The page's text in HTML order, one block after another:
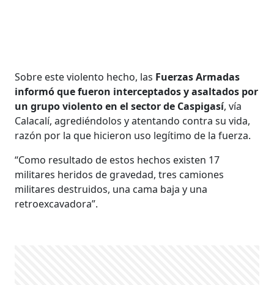
Sobre este violento hecho, las Fuerzas Armadas
informó que fueron interceptados y asaltados por
un grupo violento en el sector de Caspigasí, vía
Calacalí, agrediéndolos y atentando contra su vida,
razón por la que hicieron uso legítimo de la fuerza.
“Como resultado de estos hechos existen 17
militares heridos de gravedad, tres camiones
militares destruidos, una cama baja y una
retroexcavadora”.